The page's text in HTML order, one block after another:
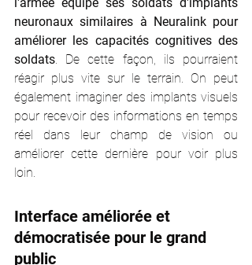
neuronaux similaires à Neuralink pour
améliorer les capacités cognitives des
soldats . De cette façon, ils pourraient
réagir plus vite sur le terrain. On peut
également imaginer des implants visuels
pour recevoir des informations en temps
réel dans leur champ de vision ou
améliorer cette dernière pour voir plus
loin.
Interface améliorée et
démocratisée pour le grand
public